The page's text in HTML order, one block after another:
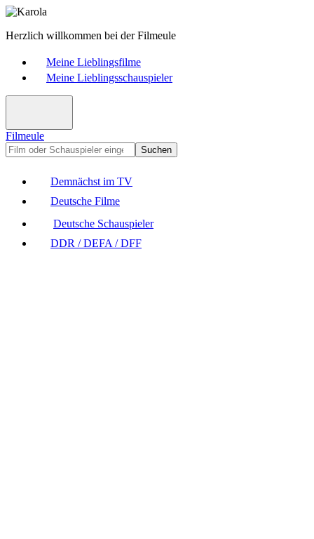
Herzlich willkommen bei der Filmeule
Meine Lieblingsfilme
Meine Lieblingsschauspieler
Filmeule
Suchen
Demnächst im TV
Deutsche Filme
Deutsche Schauspieler
DDR / DEFA / DFF